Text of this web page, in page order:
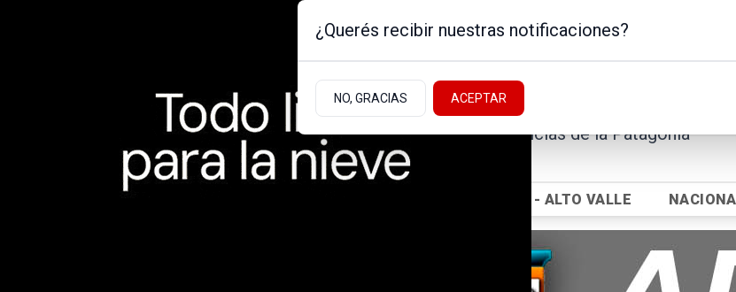
de 2026
Noticias de la Patagonia
NEUQUÉN - ALTO VALLE
¿Querés recibir nuestras notificaciones?
NO, GRACIAS ACEPTAR